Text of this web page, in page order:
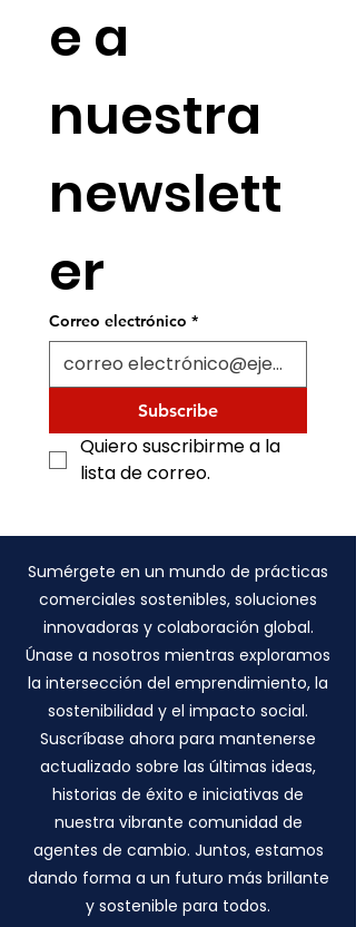
e a
nuestra
newslett
er
Correo electrónico *
Subscribe
Quiero suscribirme a la
lista de correo.
Sumérgete en un mundo de prácticas
comerciales sostenibles, soluciones
innovadoras y colaboración global.
Únase a nosotros mientras exploramos
la intersección del emprendimiento, la
sostenibilidad y el impacto social.
Suscríbase ahora para mantenerse
actualizado sobre las últimas ideas,
historias de éxito e iniciativas de
nuestra vibrante comunidad de
agentes de cambio. Juntos, estamos
dando forma a un futuro más brillante
y sostenible para todos.